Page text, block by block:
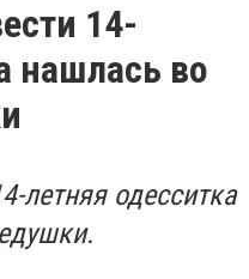
14-
нашлась во
летняя одесситка